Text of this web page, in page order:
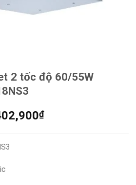
2 tốc độ 60/55W
₫Giá